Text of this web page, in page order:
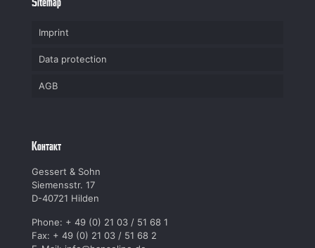
Sitemap
Imprint
Data protection
AGB
Kонтакт
Gessert & Sohn
Siemensstr. 17
D-40721 Hilden
Phone: + 49 (0) 21 03 / 51 68 1
Fax: + 49 (0) 21 03 / 51 68 2